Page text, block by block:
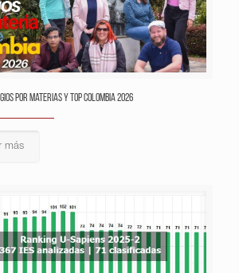
por Materias y Top Colombia 2026
más